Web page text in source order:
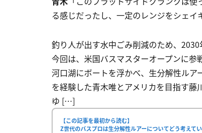
る感じだったし、一定のレンジをシェイ
釣り人が出す水中ごみ削減のため、
今回は、米国バスマスターオープンに
河口湖にボートを浮かべ、生分解性ルア
を経験した青木唯とアメリカを目指す
ゆ […]
【この記事を最初から読む】
Z世代のバスプロは生分解性ルアーについてどう考えて